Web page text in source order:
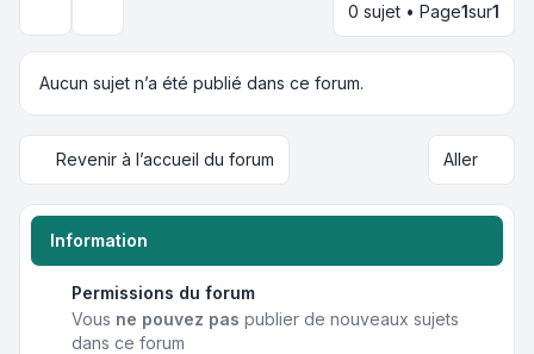
0 sujet • Page1sur1
Aucun sujet n’a été publié dans ce forum.
Revenir à l’accueil du forum Aller
Information
Permissions du forum
Vous ne pouvez pas publier de nouveaux sujets
dans ce forum